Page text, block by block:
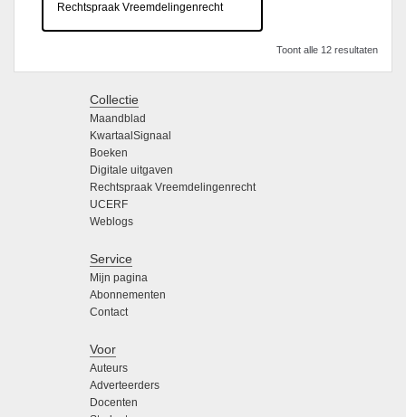
Rechtspraak Vreemdelingenrecht
Toont alle 12 resultaten
Collectie
Maandblad
KwartaalSignaal
Boeken
Digitale uitgaven
Rechtspraak Vreemdelingenrecht
UCERF
Weblogs
Service
Mijn pagina
Abonnementen
Contact
Voor
Auteurs
Adverteerders
Docenten